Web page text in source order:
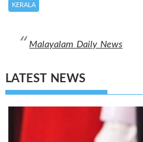
KERALA
Malayalam Daily News
LATEST NEWS